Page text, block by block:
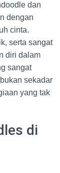
dan
dengan
cinta.
serta sangat
diri dalam
sangat
sekadar
yang tak
di